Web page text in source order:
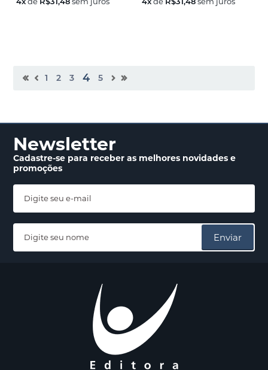
1 2 3 4 5
Newsletter
Cadastre-se para receberas melhores novidadese
promoções
Enviar